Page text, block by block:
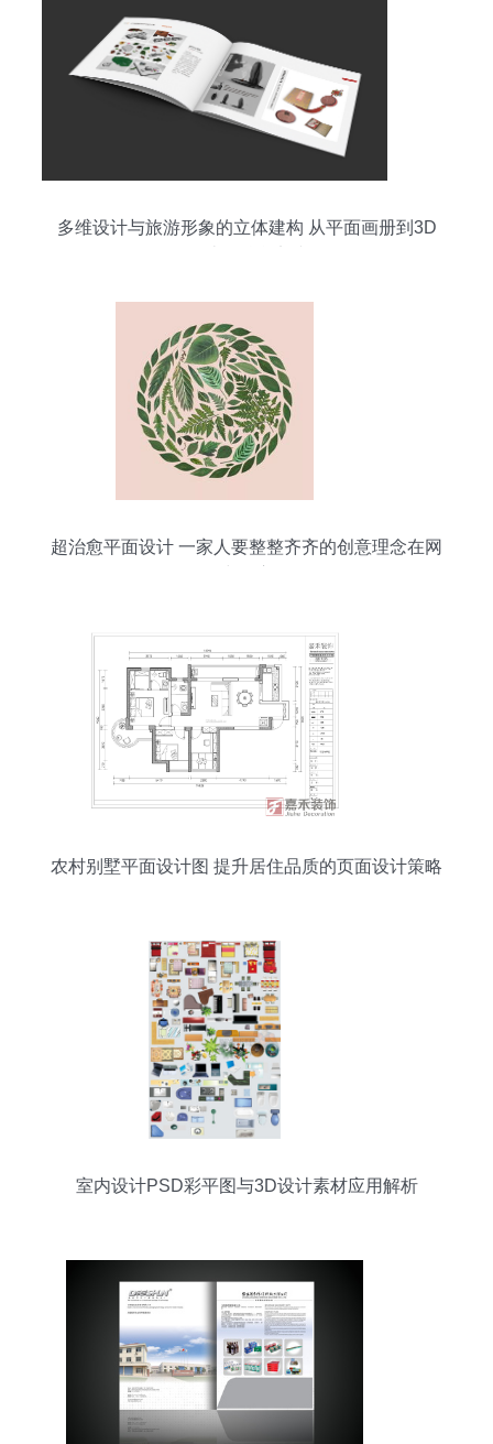
多维设计与旅游形象的立体建构 从平面画册到3D
超治愈平面设计 一家人要整整齐齐的创意理念在网
农村别墅平面设计图 提升居住品质的页面设计策略
室内设计PSD彩平图与3D设计素材应用解析